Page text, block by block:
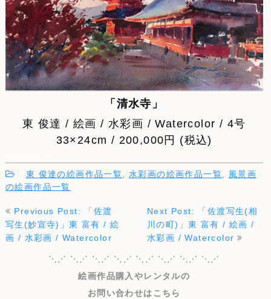
「清水寺」
東 俊達 / 絵画 / 水彩画 / Watercolor / 4号
33×24cm / 200,000円 (税込)
東 俊達の絵画作品一覧 水彩画の絵画作品一覧
風景画
の絵画作品一覧
投
稿
ナ
ビ
Previous Post: 「佐渡
写生(妙宣寺)」東 富有 / 絵
画 / 水彩画 / Watercolor
Next Post: 「佐渡写生(相
川の町)」東 富有 / 絵画 /
水彩画 / Watercolor
⋱⋰ ⋱⋰ ⋱⋰ ⋱⋰ ⋱⋰ ⋱⋰ ⋱⋰ ⋱⋰
絵画作品購入やレンタルの
お問い合わせはこちら